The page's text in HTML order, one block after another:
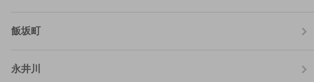
飯坂町
永井川